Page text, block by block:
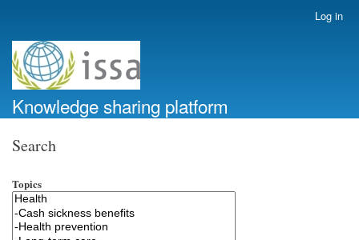
account
menu
Log in
Knowledge sharing platform
Search
Topics